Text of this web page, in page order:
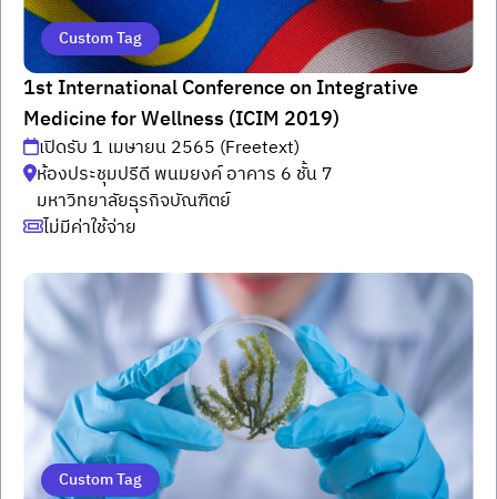
Custom Tag
1st International Conference on Integrative
Medicine for Wellness (ICIM 2019)
เปิดรับ 1 เมษายน 2565 (Freetext)
ห้องประชุมปรีดี พนมยงค์ อาคาร 6 ชั้น 7
มหาวิทยาลัยธุรกิจบัณฑิตย์
ไม่มีค่าใช้จ่าย
Custom Tag